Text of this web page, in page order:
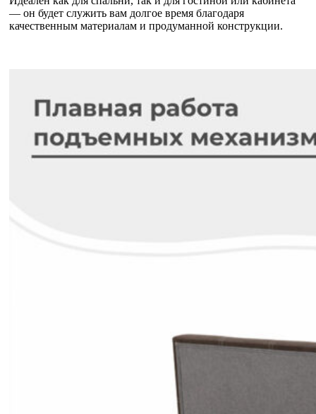
— он будет служить вам долгое время благодаря
качественным материалам и продуманной конструкции.